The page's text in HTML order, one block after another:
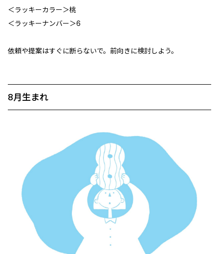
＜ラッキーカラー＞桃
＜ラッキーナンバー＞6
依頼や提案はすぐに断らないで。前向きに検討しよう。
8月生まれ